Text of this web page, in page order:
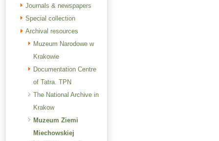
Journals & newspapers
Special collection
Archival resources
Muzeum Narodowe w
Krakowie
Documentation Centre
of Tatra. TPN
The National Archive in
Krakow
Muzeum Ziemi
Miechowskiej